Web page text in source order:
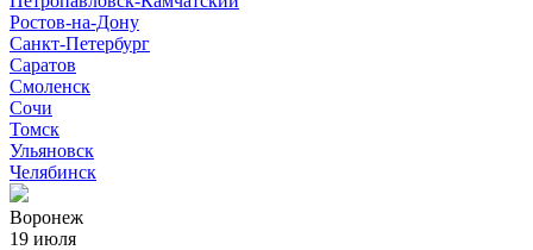
Ростов-на-Дону
Санкт-Петербург
Саратов
Смоленск
Сочи
Томск
Ульяновск
Челябинск
Воронеж
19 июля